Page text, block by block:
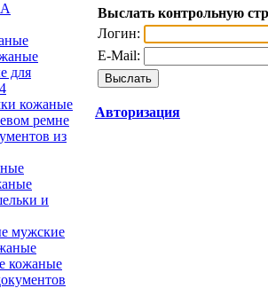
для
кожаные
ремне
из
и
мужские
кожаные
Выслать контрольную
Логин:
E-Mail:
Авторизация